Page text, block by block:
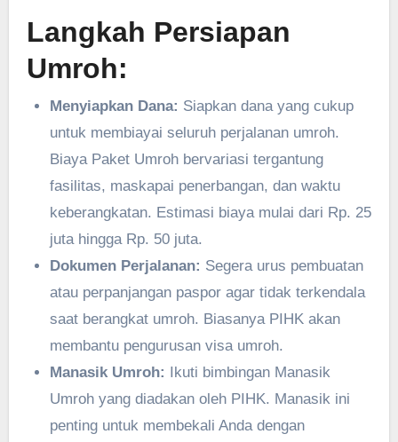
Langkah Persiapan
Umroh:
Menyiapkan Dana: Siapkan dana yang cukup
untuk membiayai seluruh perjalanan umroh.
Biaya Paket Umroh bervariasi tergantung
fasilitas, maskapai penerbangan, dan waktu
keberangkatan. Estimasi biaya mulai dari Rp. 25
juta hingga Rp. 50 juta.
Dokumen Perjalanan: Segera urus pembuatan
atau perpanjangan paspor agar tidak terkendala
saat berangkat umroh. Biasanya PIHK akan
membantu pengurusan visa umroh.
Manasik Umroh: Ikuti bimbingan Manasik
Umroh yang diadakan oleh PIHK. Manasik ini
penting untuk membekali Anda dengan